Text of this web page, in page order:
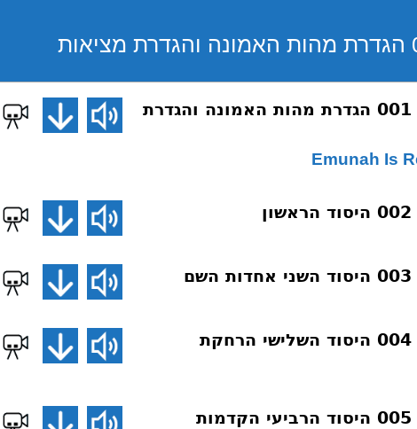
דע את אמונתך 001 הגדרת מהות האמונה והגדרת
דע את אמונתך 004 היסוד השלישי הרחקת